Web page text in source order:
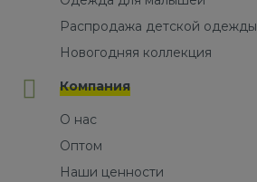
Распродажа детской одежды
Новогодняя коллекция
Компания
О нас
Оптом
Наши ценности